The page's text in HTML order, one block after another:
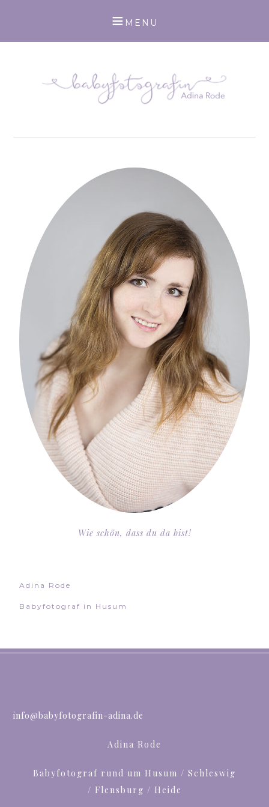
Wie schön, dass du da bist!
Adina Rode
Babyfotograf in Husum
info@babyfotografin-adina.de
Adina Rode
Babyfotograf rund um Husum / Schleswig
/ Flensburg / Heide